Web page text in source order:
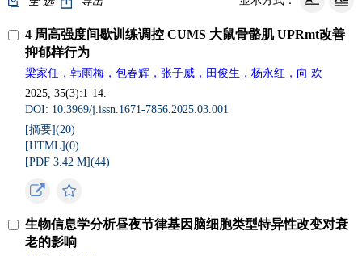
4 周高强度间歇训练调控 CUMS 大鼠骨骼肌 UPRmt改善
抑郁样行为
梁家任，韩雨梅，包春辉，张子威，田俊生，杨永红，向 欢
2025, 35(3):1-14.
DOI: 10.3969/j.issn.1671-7856.2025.03.001
[摘要](20)
[HTML](0)
[PDF 3.42 M](44)
生物信息学分析昼夜节律基因脑细胞类型特异性改变对衰
老的影响